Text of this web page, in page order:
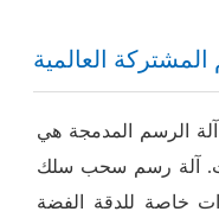
المشتركة العالمية
آلة الرسم المدمجة هي a عالية الدقة, عالية الكفاءة, مستقرة
آلة رسم سحب سلك
خاصة للدقة الفضة